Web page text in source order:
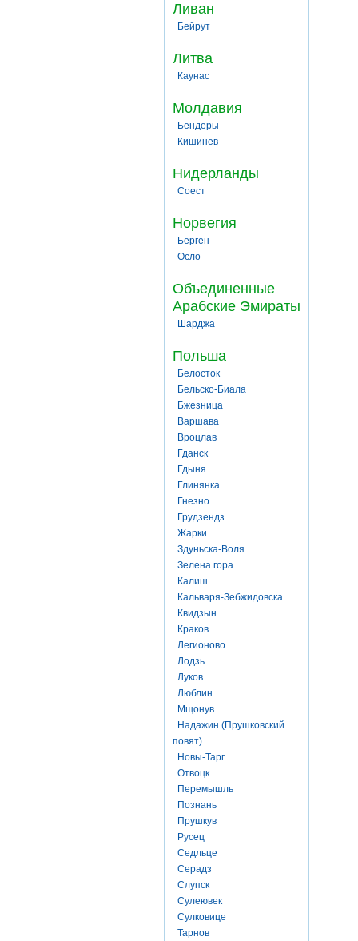
Ливан
Бейрут
Литва
Каунас
Молдавия
Бендеры
Кишинев
Нидерланды
Соест
Норвегия
Берген
Осло
Объединенные
Арабские Эмираты
Шарджа
Польша
Белосток
Бельско-Биала
Бжезница
Варшава
Вроцлав
Гданск
Гдыня
Глинянка
Гнезно
Грудзендз
Жарки
Здуньска-Воля
Зелена гора
Калиш
Кальваря-Зебжидовска
Квидзын
Краков
Легионово
Лодзь
Луков
Люблин
Мщонув
Надажин (Прушковский
повят)
Новы-Тарг
Отвоцк
Перемышль
Познань
Прушкув
Русец
Седльце
Серадз
Слупск
Сулеювек
Сулковице
Тарнов